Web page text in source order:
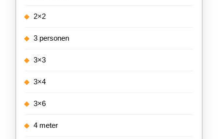
2×2
3 personen
3×3
3×4
3×6
4 meter